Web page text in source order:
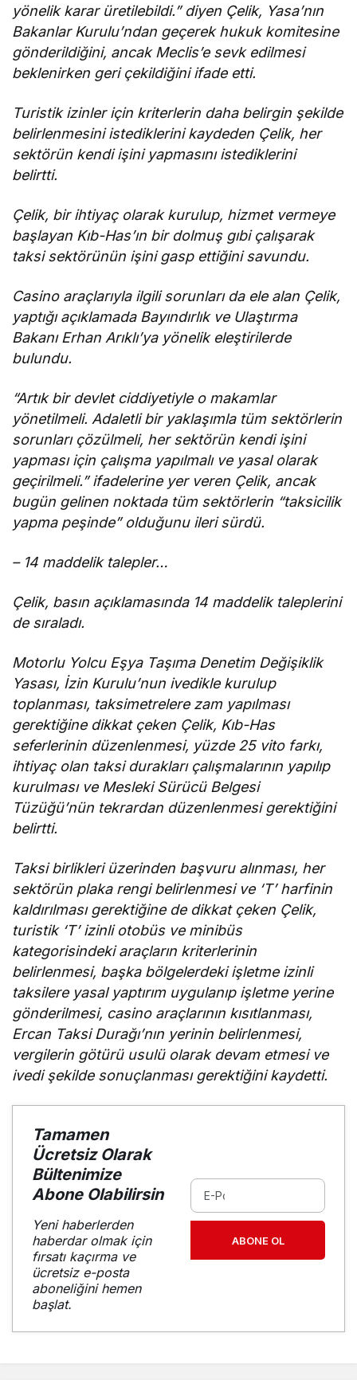
yönelik karar üretilebildi.” diyen Çelik, Yasa’nın
Bakanlar Kurulu’ndan geçerek hukuk komitesine
gönderildiğini, ancak Meclis’e sevk edilmesi
beklenirken geri çekildiğini ifade etti.
Turistik izinler için kriterlerin daha belirgin şekilde
belirlenmesini istediklerini kaydeden Çelik, her
sektörün kendi işini yapmasını istediklerini
belirtti.
Çelik, bir ihtiyaç olarak kurulup, hizmet vermeye
başlayan Kıb-Has’ın bir dolmuş gıbi çalışarak
taksi sektörünün işini gasp ettiğini savundu.
Casino araçlarıyla ilgili sorunları da ele alan Çelik,
yaptığı açıklamada Bayındırlık ve Ulaştırma
Bakanı Erhan Arıklı’ya yönelik eleştirilerde
bulundu.
“Artık bir devlet ciddiyetiyle o makamlar
yönetilmeli. Adaletli bir yaklaşımla tüm sektörlerin
sorunları çözülmeli, her sektörün kendi işini
yapması için çalışma yapılmalı ve yasal olarak
geçirilmeli.” ifadelerine yer veren Çelik, ancak
bugün gelinen noktada tüm sektörlerin “taksicilik
yapma peşinde” olduğunu ileri sürdü.
– 14 maddelik talepler…
Çelik, basın açıklamasında 14 maddelik taleplerini
de sıraladı.
Motorlu Yolcu Eşya Taşıma Denetim Değişiklik
Yasası, İzin Kurulu’nun ivedikle kurulup
toplanması, taksimetrelere zam yapılması
gerektiğine dikkat çeken Çelik, Kıb-Has
seferlerinin düzenlenmesi, yüzde 25 vito farkı,
ihtiyaç olan taksi durakları çalışmalarının yapılıp
kurulması ve Mesleki Sürücü Belgesi
Tüzüğü’nün tekrardan düzenlenmesi gerektiğini
belirtti.
Taksi birlikleri üzerinden başvuru alınması, her
sektörün plaka rengi belirlenmesi ve ‘T’ harfinin
kaldırılması gerektiğine de dikkat çeken Çelik,
turistik ‘T’ izinli otobüs ve minibüs
kategorisindeki araçların kriterlerinin
belirlenmesi, başka bölgelerdeki işletme izinli
taksilere yasal yaptırım uygulanıp işletme yerine
gönderilmesi, casino araçlarının kısıtlanması,
Ercan Taksi Durağı’nın yerinin belirlenmesi,
vergilerin götürü usulü olarak devam etmesi ve
ivedi şekilde sonuçlanması gerektiğini kaydetti.
Tamamen
Ücretsiz Olarak
Bültenimize
Abone Olabilirsin
Yeni haberlerden
haberdar olmak için
fırsatı kaçırma ve
ücretsiz e-posta
aboneliğini hemen
başlat.
ABONE OL